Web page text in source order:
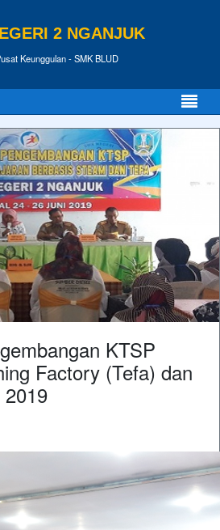
2 NGANJUK
Keunggulan - SMK BLUD
KTSP
Factory (Tefa) dan